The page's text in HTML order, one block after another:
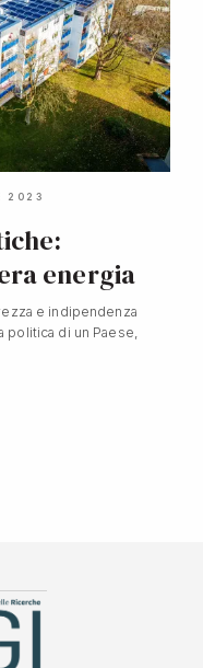
2023
energia
e indipendenza
politica di un Paese,